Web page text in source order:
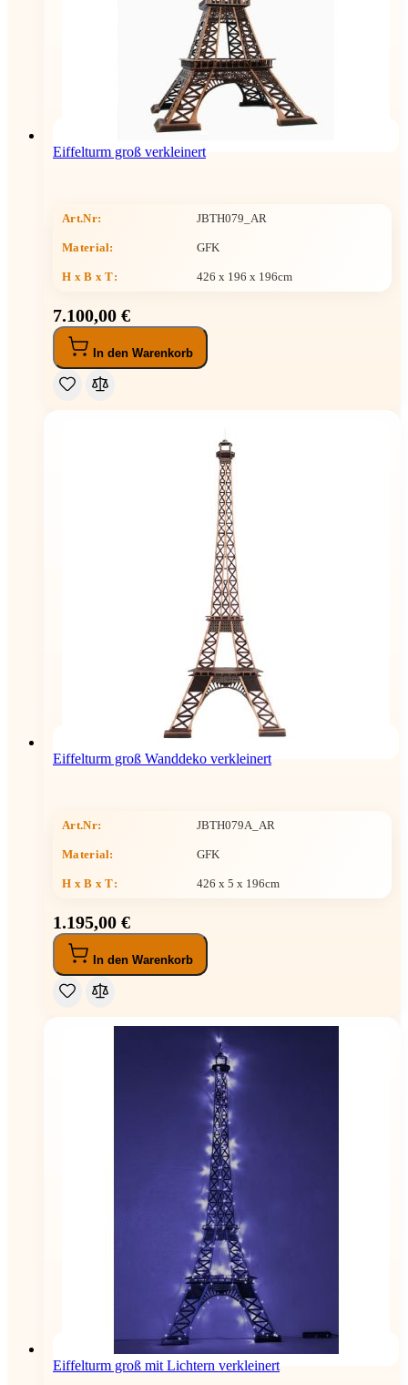
Eiffelturm groß verkleinert
Art.Nr: JBTH079_AR
Material: GFK
H x B x T: 426 x 196 x 196cm
7.100,00 €
In den Warenkorb
Eiffelturm groß Wanddeko verkleinert
Art.Nr: JBTH079A_AR
Material: GFK
H x B x T: 426 x 5 x 196cm
1.195,00 €
In den Warenkorb
Eiffelturm groß mit Lichtern verkleinert